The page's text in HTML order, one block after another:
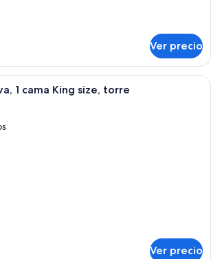
Ver precio
Una habitación de hotel moderna
1 cama King size, torre
Ver precio